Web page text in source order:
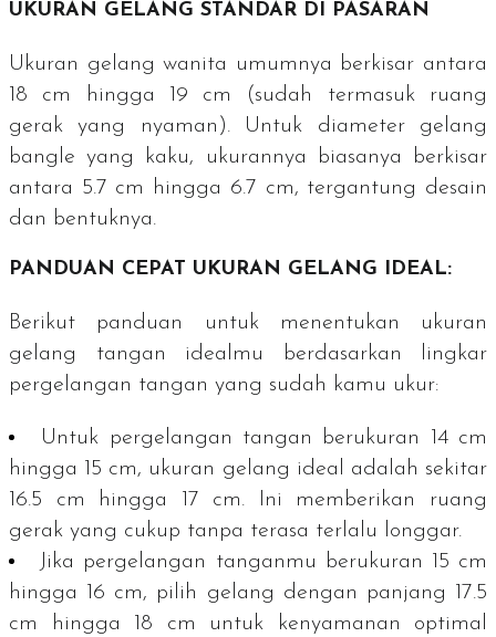
UKURAN GELANG STANDAR DI PASARAN
Ukuran gelang wanita umumnya berkisar antara
18 cm hingga 19 cm (sudah termasuk ruang
gerak yang nyaman). Untuk diameter gelang
bangle yang kaku, ukurannya biasanya berkisar
antara 5.7 cm hingga 6.7 cm, tergantung desain
dan bentuknya.
PANDUAN CEPAT UKURAN GELANG IDEAL:
Berikut panduan untuk menentukan ukuran
gelang tangan idealmu berdasarkan lingkar
pergelangan tangan yang sudah kamu ukur:
Untuk pergelangan tangan berukuran 14 cm
hingga 15 cm, ukuran gelang ideal adalah sekitar
16.5 cm hingga 17 cm. Ini memberikan ruang
gerak yang cukup tanpa terasa terlalu longgar.
Jika pergelangan tanganmu berukuran 15 cm
hingga 16 cm, pilih gelang dengan panjang 17.5
cm hingga 18 cm untuk kenyamanan optimal